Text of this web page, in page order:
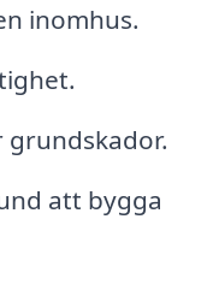
inomhus.
att bygga